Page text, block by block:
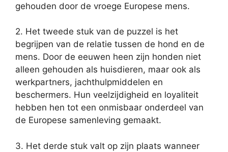
gehouden door de vroege Europese mens.
2. Het tweede stuk van de puzzel is het
begrijpen van de relatie tussen de hond en de
mens. Door de eeuwen heen zijn honden niet
alleen gehouden als huisdieren, maar ook als
werkpartners, jachthulpmiddelen en
beschermers. Hun veelzijdigheid en loyaliteit
hebben hen tot een onmisbaar onderdeel van
de Europese samenleving gemaakt.
3. Het derde stuk valt op zijn plaats wanneer